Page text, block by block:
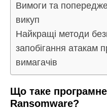
Вимоги та
викуп
Найкращі методи
запобігання атакам
вимагачів
Що таке
Ransomware?